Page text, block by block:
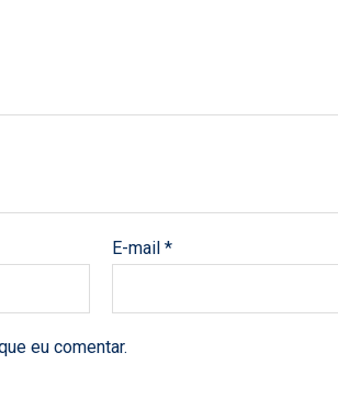
E-mail*
eu comentar.